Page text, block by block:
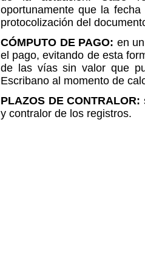
oportunamente que la
protocolización del
CÓMPUTO DE PAGO: en
el pago, evitando de esta
de las vías sin valor que
Escribano al momento de
PLAZOS DE CONTRALOR:
y contralor de los registros.